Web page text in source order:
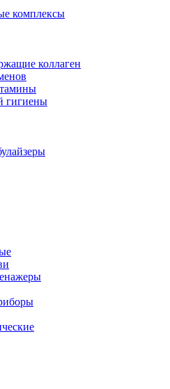
комплексы
коллаген
гигиены